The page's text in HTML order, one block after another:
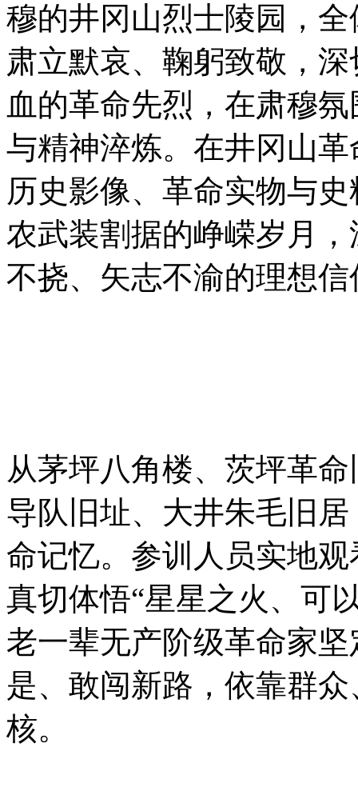
穆的井冈山烈士陵园，
肃立默哀、鞠躬致敬，
血的革命先烈，在肃穆
与精神淬炼。在井冈山
历史影像、革命实物与
农武装割据的峥嵘岁月
不挠、矢志不渝的理想信
从茅坪八角楼、茨坪革
导队旧址、大井朱毛旧
命记忆。参训人员实地
真切体悟“星星之火、可
老一辈无产阶级革命家
是、敢闯新路，依靠群
核。